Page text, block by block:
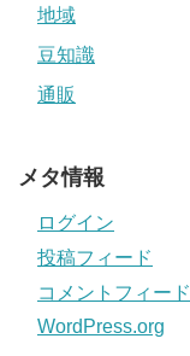
地域
豆知識
通販
メタ情報
ログイン
投稿フィード
コメントフィード
WordPress.org